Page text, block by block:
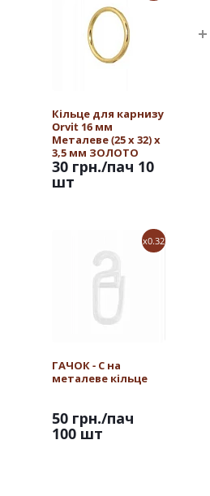
Кільце для карнизу
Orvit 16 мм
Металеве (25 х 32) х
3,5 мм ЗОЛОТО
30 грн./пач 10
шт
x0.32
ГАЧОК - С на
металеве кільце
50 грн./пач
100 шт